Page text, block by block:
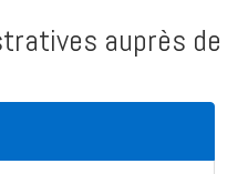
auprès de